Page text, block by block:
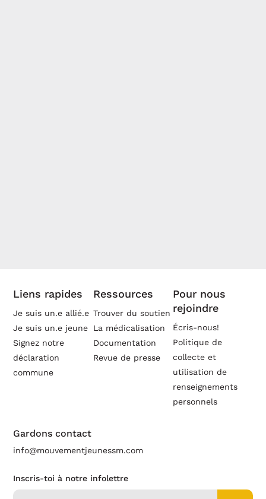
Liens rapides
Je suis un.e allié.e
Je suis un.e jeune
Signez notre
déclaration
commune
Ressources
Trouver du soutien
La médicalisation
Documentation
Revue de presse
Pour nous
rejoindre
Écris-nous!
Politique de
collecte et
utilisation de
renseignements
personnels
Gardons contact
info@mouvementjeunessm.com
Inscris-toi à notre infolettre